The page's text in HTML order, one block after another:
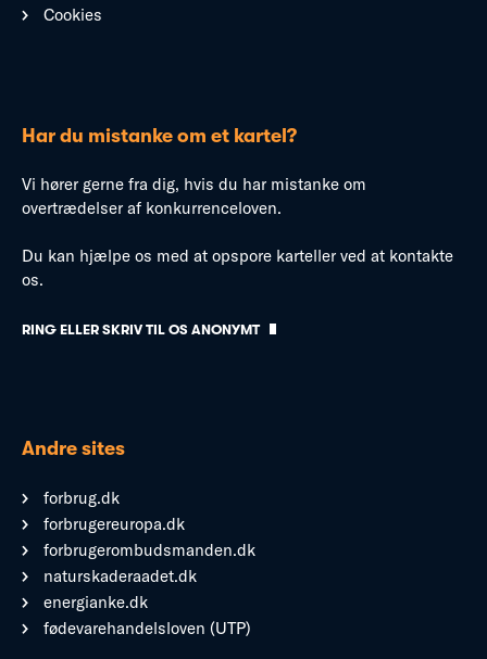
Cookies
Har du mistanke om et kartel?
Vi hører gerne fra dig, hvis du har mistanke om
overtrædelser af konkurrenceloven.
Du kan hjælpe os med at opspore karteller ved at kontakte
os.
RING ELLER SKRIV TIL OS ANONYMT
Andre sites
forbrug.dk
forbrugereuropa.dk
forbrugerombudsmanden.dk
naturskaderaadet.dk
energianke.dk
fødevarehandelsloven (UTP)